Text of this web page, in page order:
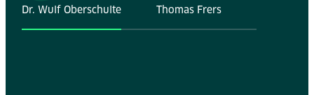
Dr. Wulf Oberschulte Thomas Frers